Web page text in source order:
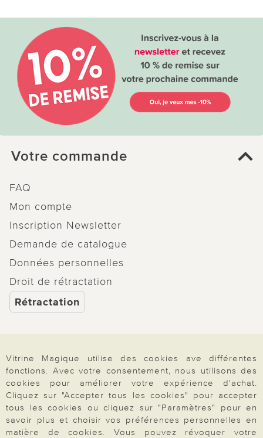
Votre commande
FAQ
Mon compte
Inscription Newsletter
Demande de catalogue
Données personnelles
Droit de rétractation
Rétractation
Paiement & Livraison
À propos de nous
Vitrine Magique utilise des cookies ave différentes
fonctions. Avec votre consentement, nous utilisons des
cookies pour améliorer votre expérience d'achat.
Cliquez sur "Accepter tous les cookies" pour accepter
tous les cookies ou cliquez sur "Paramètres" pour en
savoir plus et choisir vos préférences personnelles en
matière de cookies. Vous pouvez révoquer votre